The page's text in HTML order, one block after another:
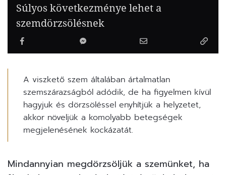
Súlyos következménye lehet a
szemdörzsölésnek
A viszkető szem általában ártalmatlan
szemszárazságból adódik, de ha figyelmen kívül
hagyjuk és dörzsöléssel enyhítjük a helyzetet,
akkor növeljük a komolyabb betegségek
megjelenésének kockázatát.
Mindannyian megdörzsöljük a szemünket, ha